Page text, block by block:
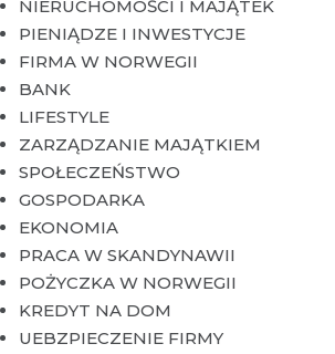
NIERUCHOMOŚCI I MAJĄTEK
PIENIĄDZE I INWESTYCJE
FIRMA W NORWEGII
BANK
LIFESTYLE
ZARZĄDZANIE MAJĄTKIEM
SPOŁECZEŃSTWO
GOSPODARKA
EKONOMIA
PRACA W SKANDYNAWII
POŻYCZKA W NORWEGII
KREDYT NA DOM
UEBZPIECZENIE FIRMY